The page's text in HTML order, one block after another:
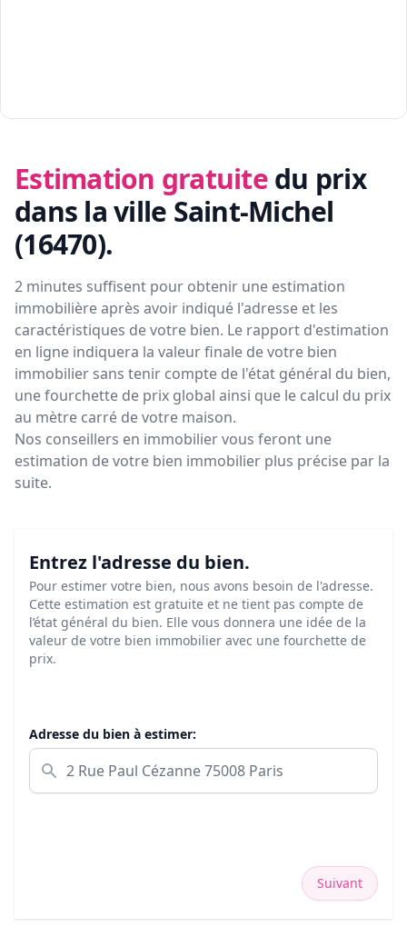
Estimation gratuite du prix
dans la ville Saint-Michel
(16470).
2 minutes suffisent pour obtenir une estimation
immobilière après avoir indiqué l'adresse et les
caractéristiques de votre bien. Le rapport d'estimation
en ligne indiquera la valeur finale de votre bien
immobilier sans tenir compte de l'état général du bien,
une fourchette de prix global ainsi que le calcul du prix
au mètre carré de votre maison.
Nos conseillers en immobilier vous feront une
estimation de votre bien immobilier plus précise par la
suite.
Entrez l'adresse du bien.
Pour estimer votre bien, nous avons besoin de l'adresse.
Cette estimation est gratuite et ne tient pas compte de
l’état général du bien. Elle vous donnera une idée de la
valeur de votre bien immobilier avec une fourchette de
prix.
Adresse du bien à estimer:
Suivant